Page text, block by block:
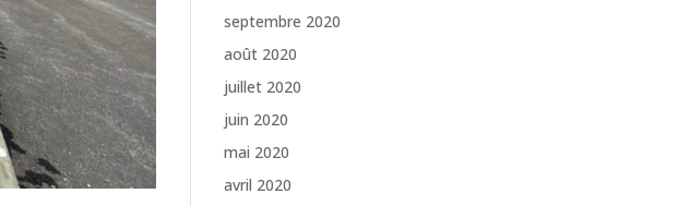
septembre 2020
août 2020
juillet 2020
juin 2020
mai 2020
avril 2020